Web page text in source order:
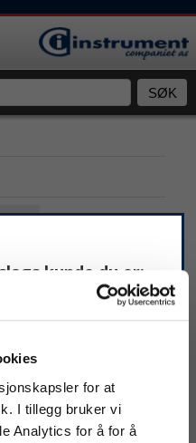
for at
I tillegg bruker vi
Analytics for å for å
kunde du er:
Bedrift